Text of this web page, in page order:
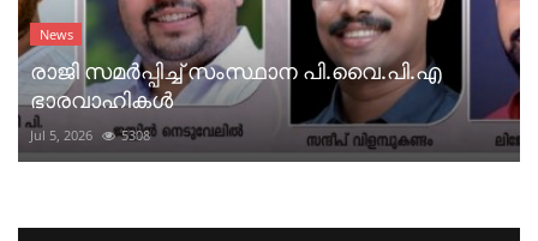
News
രാജി സമർപ്പിച്ച് സംസ്ഥാന പി.വൈ.പി.എ
ഭാരവാഹികൾ
Jul 5, 2026 5308